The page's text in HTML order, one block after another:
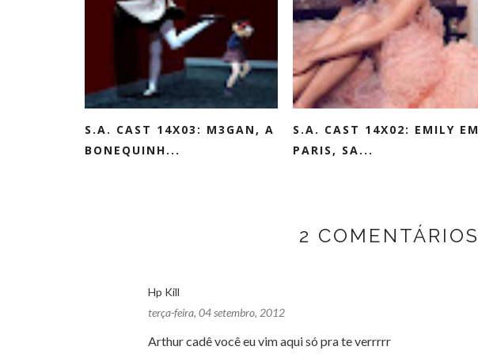
S.A. CAST 14X03: M3GAN, A
BONEQUINH...
S.A. CAST 14X02: EMILY EM
PARIS, SA...
2 COMENTÁRIOS
Hp Kill
terça-feira, 04 setembro, 2012
Arthur cadê você eu vim aqui só pra te verrrrr